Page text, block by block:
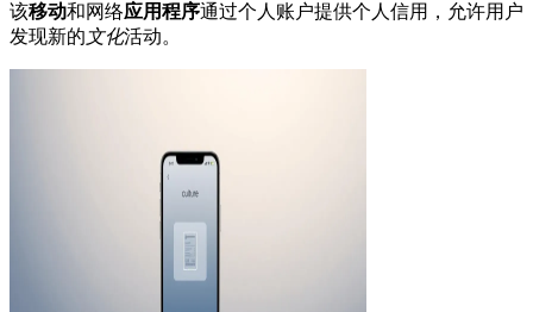
该移动和网络应用程序通过个人账户提供个人信用，允许用户
发现新的文化活动。